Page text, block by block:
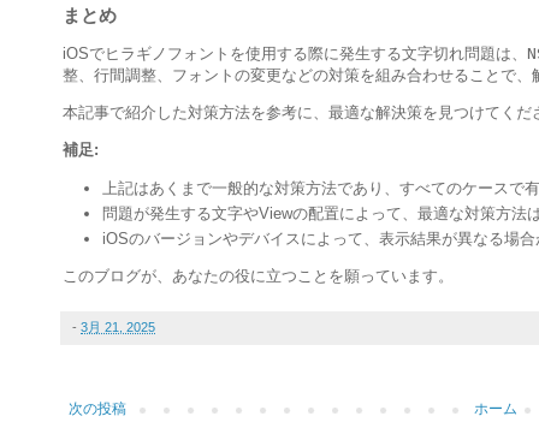
まとめ
iOSでヒラギノフォントを使用する際に発生する文字切れ問題は、
整、行間調整、フォントの変更などの対策を組み合わせることで
本記事で紹介した対策方法を参考に、最適な解決策を見つけてくだ
補足:
上記はあくまで一般的な対策方法であり、すべてのケースで
問題が発生する文字やViewの配置によって、最適な対策方法
iOSのバージョンやデバイスによって、表示結果が異なる場
このブログが、あなたの役に立つことを願っています。
- 3月 21, 2025
次の投稿 ホーム